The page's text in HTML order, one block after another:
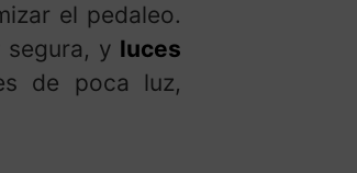
el pedaleo.
segura, y luces
de poca luz,